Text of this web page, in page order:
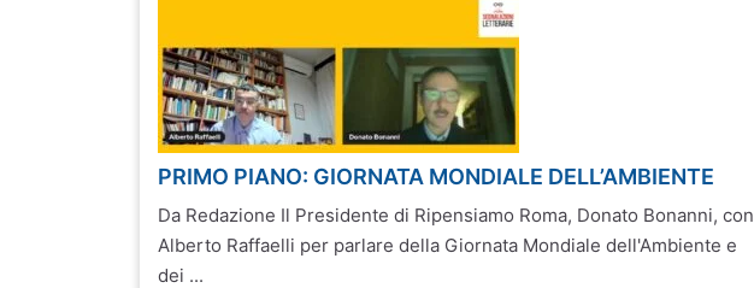
PRIMO PIANO: GIORNATA MONDIALE DELL’AMBIENTE
Da Redazione Il Presidente di Ripensiamo Roma, Donato Bonanni, con
Alberto Raffaelli per parlare della Giornata Mondiale dell'Ambiente e
dei ...